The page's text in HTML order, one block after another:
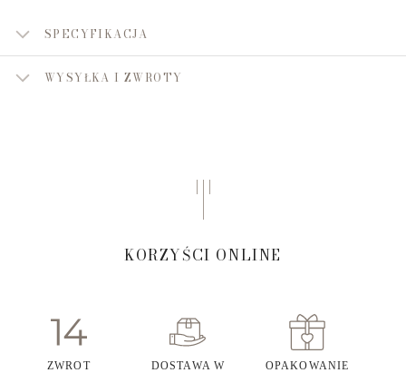
SPECYFIKACJA
WYSYŁKA I ZWROTY
KORZYŚCI ONLINE
ZWROT
DOSTAWA W
OPAKOWANIE